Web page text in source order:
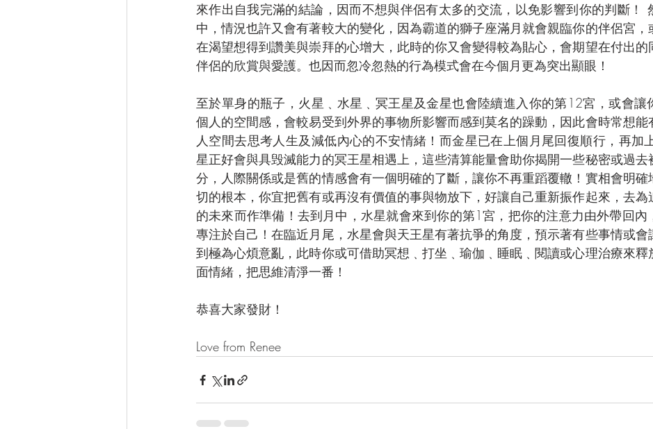
來作出自我完滿的結論，因而不想與伴侶有太多的交流，以免影響到你的判斷！
中，情況也許又會有著較大的變化，因為霸道的獅子座滿月就會親臨你的伴侶宮，
在渴望想得到讚美與崇拜的心增大，此時的你又會變得較為貼心，會期望在付出的
伴侶的欣賞與愛護。也因而忽冷忽熱的行為模式會在今個月更為突出顯眼！
至於單身的瓶子，火星﹑水星﹑冥王星及金星也會陸續進入你的第12宮，或會讓
個人的空間感，會較易受到外界的事物所影響而感到莫名的躁動，因此會時常想能
人空間去思考人生及減低內心的不安情緒！而金星已在上個月尾回復順行，再加
星正好會與具毁滅能力的冥王星相遇上，這些清算能量會助你揭開一些秘密或過去
分，人際關係或是舊的情感會有一個明確的了斷，讓你不再重蹈覆轍！實相會明確
切的根本，你宜把舊有或再沒有價值的事與物放下，好讓自己重新振作起來，去為
的未來而作準備！去到月中，水星就會來到你的第1宮，把你的注意力由外帶回內
專注於自己！在臨近月尾，水星會與天王星有著抗爭的角度，預示著有些事情或會
到極為心煩意亂，此時你或可借助冥想﹑打坐﹑瑜伽﹑睡眠﹑閱讀或心理治療來釋
面情緒，把思維清淨一番！
恭喜大家發財！
Love from Renee